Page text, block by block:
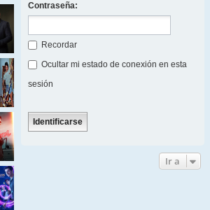
Contraseña:
Recordar
Ocultar mi estado de conexión en esta
sesión
Ir a